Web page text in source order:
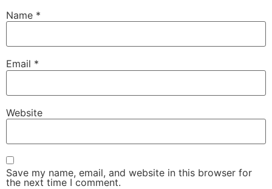
Name *
Email *
Website
Save my name, email, and website in this browser for
the next time I comment.